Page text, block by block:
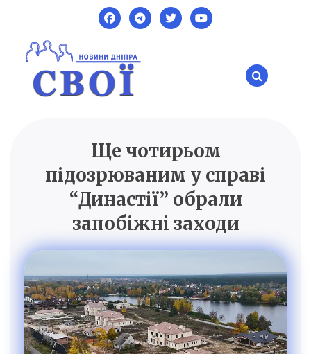
content
SVOI.DP.UA
Новини ДніпраЩе чотирьом
підозрюваним у справі
“Династії” обрали
запобіжні заходи